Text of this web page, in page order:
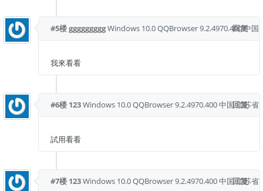
回复
#5楼gggggggggWindows 10.0QQBrowser 9.2.4970.400中国
我來看看
回复
#6楼 123Windows 10.0QQBrowser 9.2.4970.400中国 江苏省
試用看看
回复
#7楼 123Windows 10.0QQBrowser 9.2.4970.400中国 江苏省